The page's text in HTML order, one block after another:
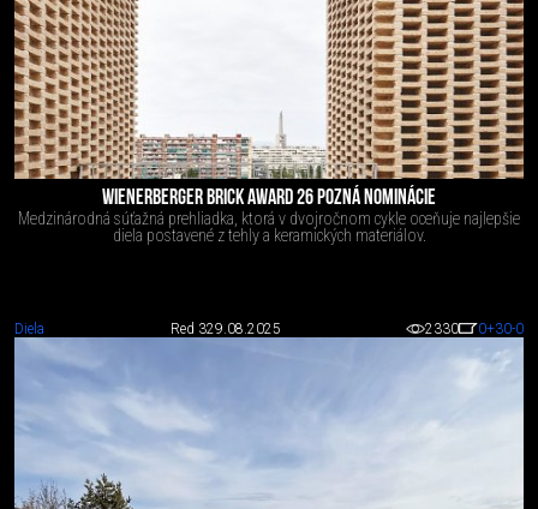
WIENERBERGER BRICK AWARD 26 POZNÁ NOMINÁCIE
Medzinárodná súťažná prehliadka, ktorá v dvojročnom cykle oceňuje najlepšie
diela postavené z tehly a keramických materiálov.
Diela Red 329.08.2025 2330 0+30-0